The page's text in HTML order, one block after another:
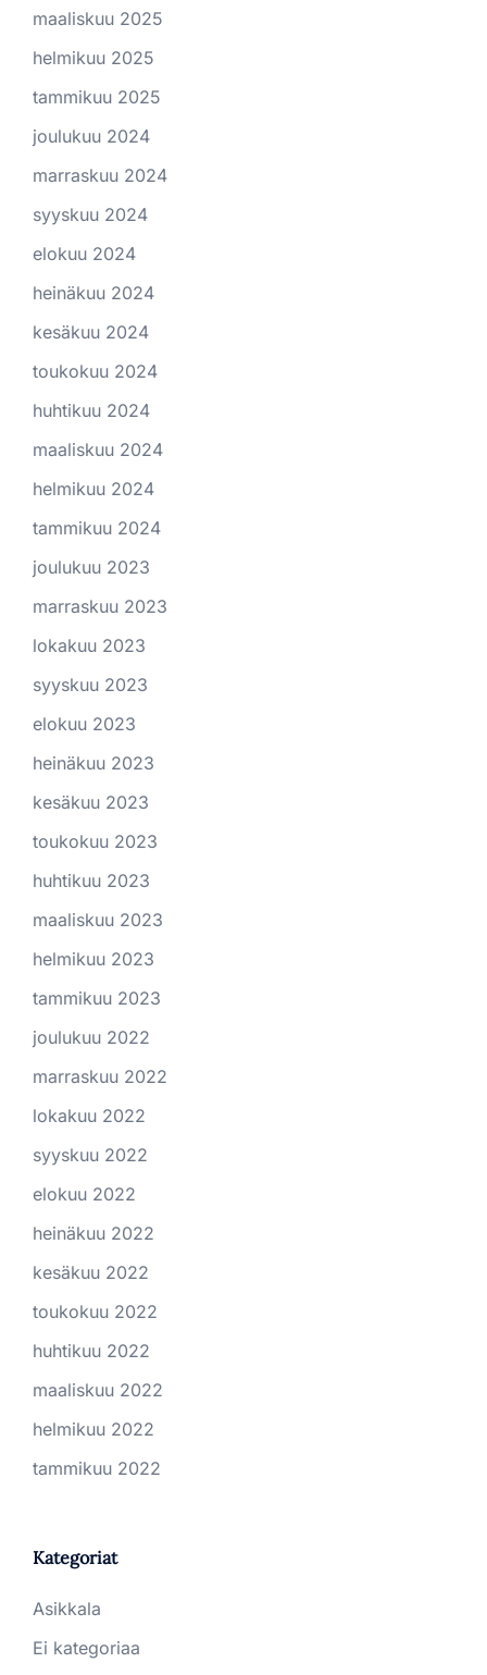
maaliskuu 2025
helmikuu 2025
tammikuu 2025
joulukuu 2024
marraskuu 2024
syyskuu 2024
elokuu 2024
heinäkuu 2024
kesäkuu 2024
toukokuu 2024
huhtikuu 2024
maaliskuu 2024
helmikuu 2024
tammikuu 2024
joulukuu 2023
marraskuu 2023
lokakuu 2023
syyskuu 2023
elokuu 2023
heinäkuu 2023
kesäkuu 2023
toukokuu 2023
huhtikuu 2023
maaliskuu 2023
helmikuu 2023
tammikuu 2023
joulukuu 2022
marraskuu 2022
lokakuu 2022
syyskuu 2022
elokuu 2022
heinäkuu 2022
kesäkuu 2022
toukokuu 2022
huhtikuu 2022
maaliskuu 2022
helmikuu 2022
tammikuu 2022
Kategoriat
Asikkala
Ei kategoriaa